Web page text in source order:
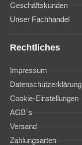
Geschäftskunden
Unser Fachhandel
Rechtliches
Impressum
Datenschutzerklärung
Cookie-Einstellungen
AGB´s
Versand
Zahlungsarten